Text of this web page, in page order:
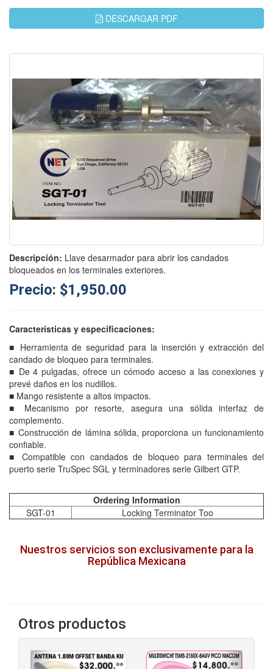
DESCARGAR PDF
Descripción: Llave desarmador para abrir los candados
bloqueados en los terminales exteriores.
Precio: $1,950.00
Características y especificaciones:
■ Herramienta de seguridad para la inserción y extracción del
candado de bloqueo para terminales.
■ De 4 pulgadas, ofrece un cómodo acceso a las conexiones y
prevé daños en los nudillos.
■ Mango resistente a altos impactos.
■ Mecanismo por resorte, asegura una sólida interfaz de
complemento.
■ Construcción de lámina sólida, proporciona un funcionamiento
confiable.
■ Compatible con candados de bloqueo para terminales del
puerto serie TruSpec SGL y terminadores serie Gilbert GTP.
Ordering Information
SGT-01
Locking Terminator Too
Nuestros servicios son exclusivamente para la
República Mexicana
Otros productos